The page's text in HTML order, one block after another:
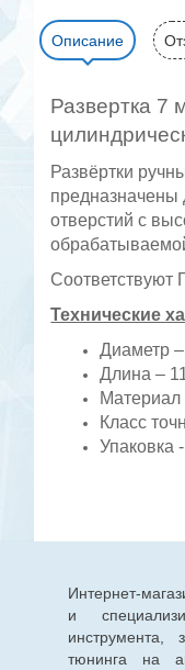
Описание
Развертка 7
Развёртки
предназначены
отверстий с
Соответствуют
Технические
Диаметр
Длина –
Материал
Класс
Упаковка
Интернет-
и
инструмента,
тюнинга на